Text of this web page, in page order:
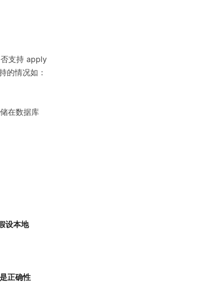
支持 apply
的情况如：
在数据库
设本地
正确性